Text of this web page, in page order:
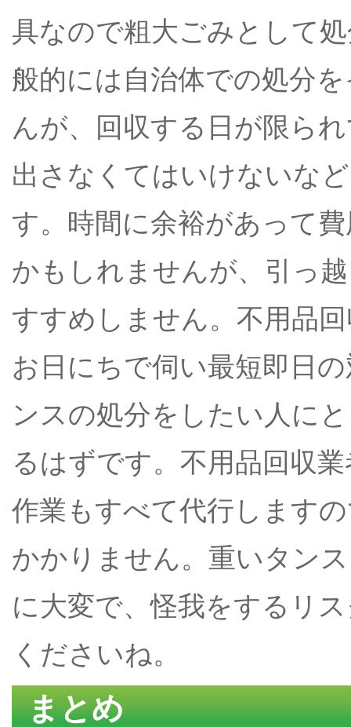
具なので粗大ごみとして
般的には自治体での処分
んが、回収する日が限ら
出さなくてはいけないな
す。時間に余裕があって
かもしれませんが、引っ
すすめしません。不用品
お日にちで伺い最短即日
ンスの処分をしたい人に
るはずです。不用品回収
作業もすべて代行します
かかりません。重いタン
に大変で、怪我をするリ
くださいね。
まとめ